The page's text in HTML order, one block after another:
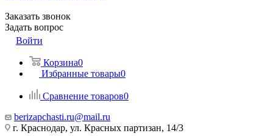
Заказать звонок
Задать вопрос
Войти
Корзина0
Избранные товары0
Сравнение товаров0
berizapchasti.ru@mail.ru
г. Краснодар, ул. Красных партизан, 14/3